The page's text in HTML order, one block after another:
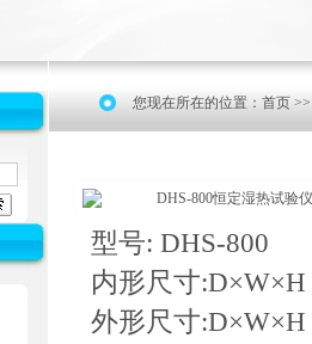
您现在所在的位置： 首页
型号: DHS-800
内形尺寸:D×W×H
外形尺寸:D×W×H